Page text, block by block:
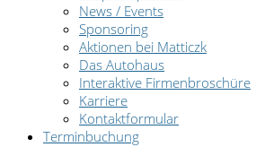
News / Events
Sponsoring
Aktionen bei Matticzk
Das Autohaus
Interaktive Firmenbroschüre
Karriere
Kontaktformular
Terminbuchung